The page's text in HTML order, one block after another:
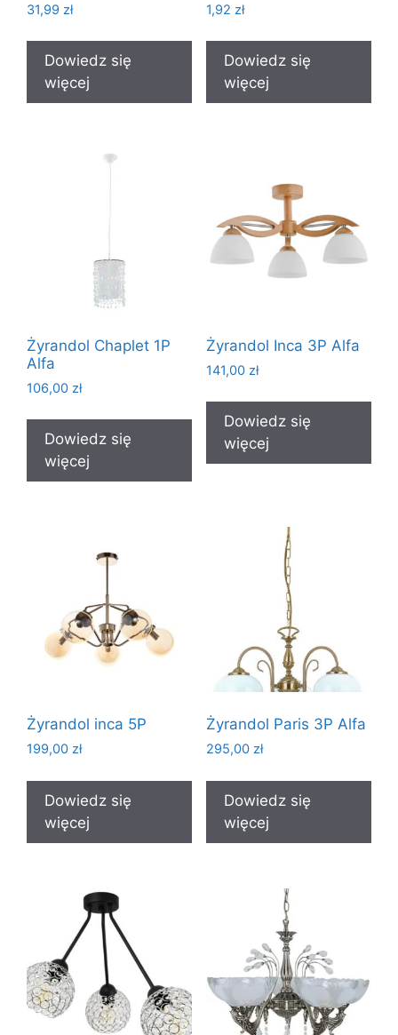
31,99 zł
Dowiedz się
więcej
1,92 zł
Dowiedz się
więcej
Żyrandol Chaplet 1P
Alfa
106,00 zł
Dowiedz się
więcej
Żyrandol Inca 3P Alfa
141,00 zł
Dowiedz się
więcej
Żyrandol inca 5P
199,00 zł
Dowiedz się
więcej
Żyrandol Paris 3P Alfa
295,00 zł
Dowiedz się
więcej